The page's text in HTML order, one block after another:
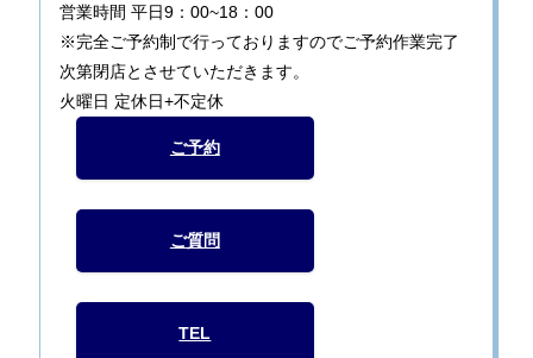
営業時間 平日9：00~18：00
※完全ご予約制で行っておりますのでご予約作業完了
次第閉店とさせていただきます。
火曜日 定休日+不定休
ご予約
ご質問
TEL